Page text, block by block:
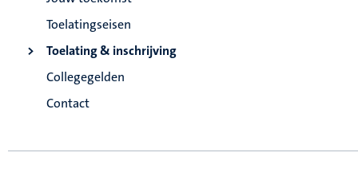
Toelatingseisen
Toelating & inschrijving
Collegegelden
Contact